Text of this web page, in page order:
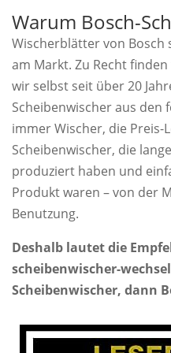
Warum Bosch-
Wischerblätter von Bosch
am Markt. Zu Recht
wir selbst seit über 20
Scheibenwischer aus den
immer Wischer, die Preis-
Scheibenwischer, die
produziert haben und
Produkt waren – von der
Benutzung.
Deshalb lautet die
scheibenwischer-
Scheibenwischer, dann